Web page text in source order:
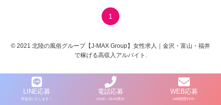
1
© 2021 北陸の風俗グループ【J-MAX Group】女性求人｜金沢・富山・福井
で稼げる高収入アルバイト.
LINE応募
即返信いたします！
電話応募
10:00～26:00受付
WEB応募
24時間受付中♪